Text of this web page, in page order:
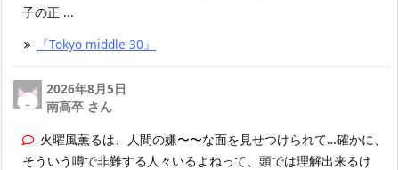
子の正 ...
『Tokyo middle 30』
2026年8月5日
南高卒 さん
火曜風薫るは、人間の嫌〜〜な面を見せつけられて…確かに、
そういう噂で非難する人々いるよねって、頭では理解出来るけ